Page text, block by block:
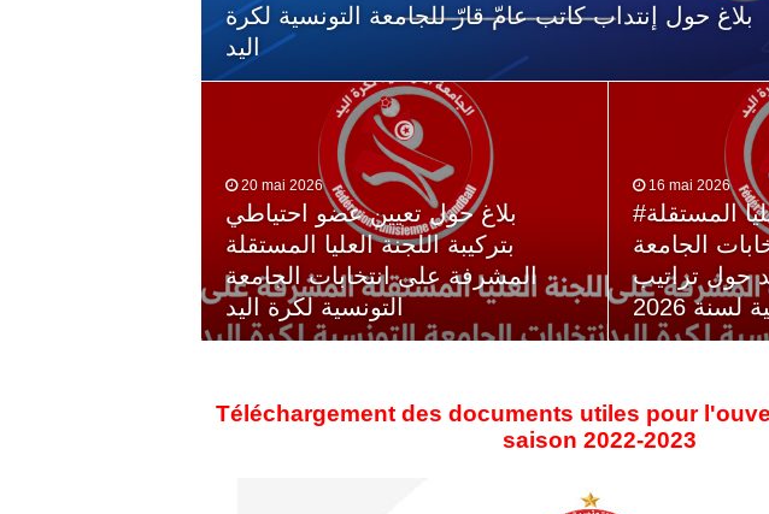
بلاغ حول إنتداب كاتب عامّ قارّ للجامعة التونسية لكرة
اليد
20 mai 2026
بلاغ حول تعيين عضو احتياطي
بتركيبة اللجنة العليا المستقلة
المشرفة على انتخابات الجامعة
التونسية لكرة اليد
16 mai 2026
#بلاغ اللجنة العليا المستقلة
الجامعة
حول تراتيب
2026
Téléchargement des documents utiles pour
saison 2022-2023